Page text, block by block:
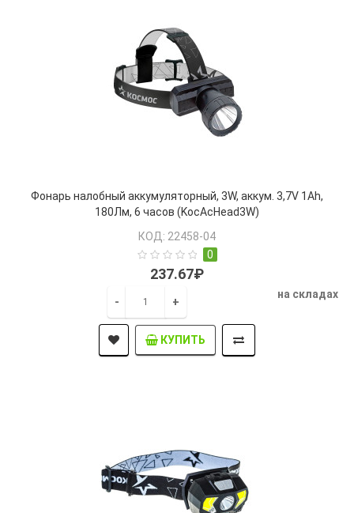
Фонарь налобный аккумуляторный, 3W, аккум. 3,7V 1Ah,
180Лм, 6 часов (KocAcHead3W)
КОД: 22458-04
0
237.67₽
- +
на складах
КУПИТЬ